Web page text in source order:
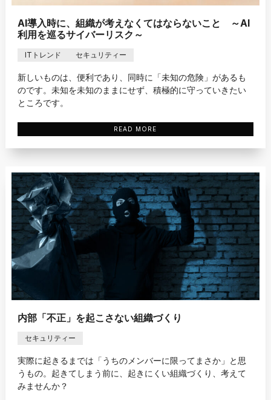
AI導入時に、組織が考えなくてはならないこと ～AI
利用を巡るサイバーリスク～
ITトレンド セキュリティー
新しいものは、便利であり、同時に「未知の危険」があるも
のです。未知を未知のままにせず、積極的に守っていきたい
ところです。
内部「不正」を起こさない組織づくり
セキュリティー
実際に起きるまでは「うちのメンバーに限ってまさか」と思
うもの。起きてしまう前に、起きにくい組織づくり、考えて
みませんか？